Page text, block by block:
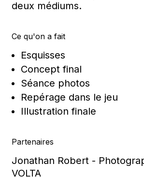
deux médiums.
Ce qu'on a fait
Esquisses
Concept final
Séance photos
Repérage dans le jeu
Illustration finale
Partenaires
Jonathan Robert -
VOLTA